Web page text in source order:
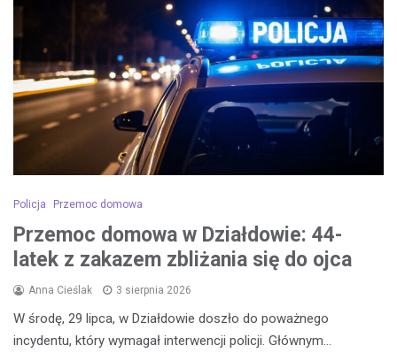
Policja Przemoc domowa
Przemoc domowa w Działdowie: 44-
latek z zakazem zbliżania się do ojca
Anna Cieślak 3 sierpnia 2026
W środę, 29 lipca, w Działdowie doszło do poważnego
incydentu, który wymagał interwencji policji. Głównym…